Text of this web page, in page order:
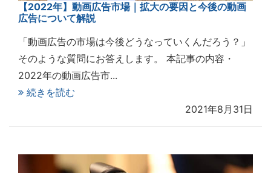
【2022年】動画広告市場｜拡大の要因と今後の動画
広告について解説
「動画広告の市場は今後どうなっていくんだろう？」
そのような質問にお答えします。 本記事の内容・
2022年の動画広告市...
続きを読む
2021年8月31日